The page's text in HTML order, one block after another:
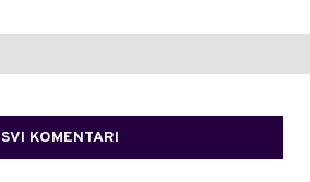
SVI KOMENTARI